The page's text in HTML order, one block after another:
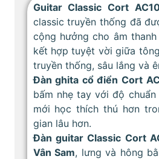
Guitar Classic Cort
classic truyền thống đã
cộng hưởng cho âm
kết hợp tuyệt vời giữa
truyền thống, sâu lắng và
Đàn ghita cổ điển Cort
bấm nhẹ tay với độ
mới học thích thú hơn
gian lâu hơn.
Đàn guitar Classic Cort
Vân Sam, lưng và hông